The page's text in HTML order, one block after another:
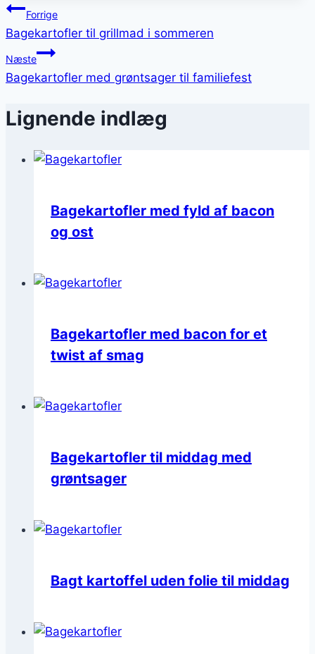
Indlægsnavigation
Forrige
Bagekartofler til grillmad i sommeren
Næste
Bagekartofler med grøntsager til familiefest
Lignende indlæg
Bagekartofler med fyld af bacon
og ost
Bagekartofler med bacon for et
twist af smag
Bagekartofler til middag med
grøntsager
Bagt kartoffel uden folie til middag